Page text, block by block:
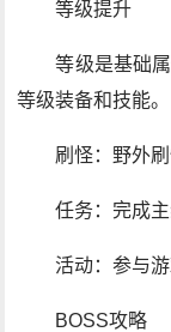
等级提升
等级是基础
等级装备和技能。
刷怪：野外
任务：完成
活动：参与
BOSS攻略